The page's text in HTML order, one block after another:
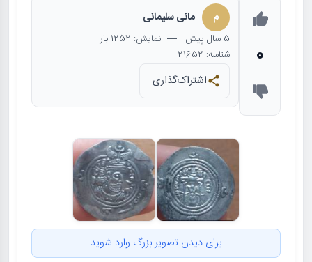
0
م مانی سلیمانی
5 سال پیش — نمایش: 1252 بار
شناسه: 21652
اشتراک‌گذاری
برای دیدن تصویر بزرگ وارد شوید